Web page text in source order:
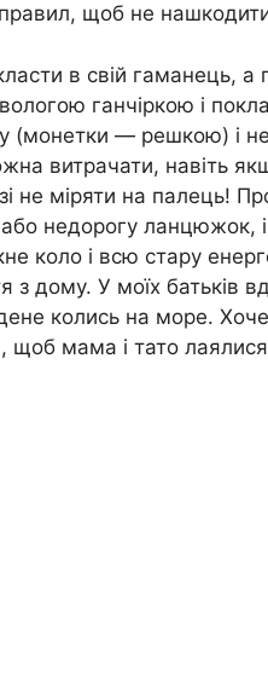
щоб не
в свій гаманець,
ганчіркою і
(монетки — решкою) і
витрачати, навіть
не міряти на палець!
недорогу ланцюжок, і
коло і всю стару
з дому. У моїх батьків
колись на море.
щоб мама і тато